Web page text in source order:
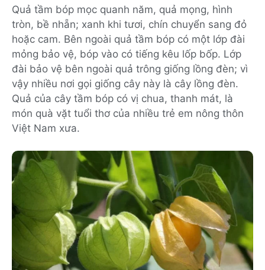
Quả tầm bóp mọc quanh năm, quả mọng, hình
tròn, bề nhẵn; xanh khi tươi, chín chuyển sang đỏ
hoặc cam. Bên ngoài quả tầm bóp có một lớp đài
mỏng bảo vệ, bóp vào có tiếng kêu lốp bốp. Lớp
đài bảo vệ bên ngoài quả trông giống lồng đèn; vì
vậy nhiều nơi gọi giống cây này là cây lồng đèn.
Quả của cây tầm bóp có vị chua, thanh mát, là
món quà vặt tuổi thơ của nhiều trẻ em nông thôn
Việt Nam xưa.